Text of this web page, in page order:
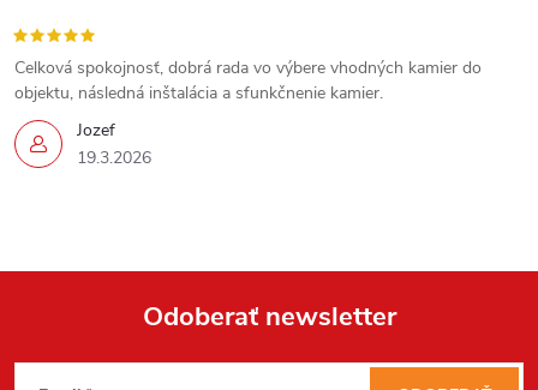
Jozef
19.3.2026
Celková spokojnosť, dobrá rada vo výbere vhodných kamier do
objektu, následná inštalácia a sfunkčnenie kamier.
Z
Odoberať newsletter